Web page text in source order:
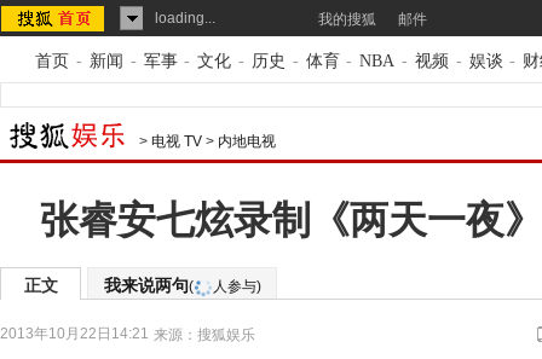
loading... 我的搜狐 邮件
首页 - 新闻 - 军事 - 文化 - 历史 - 体育 - NBA - 视频 - 娱谈 -
> 电视 TV > 内地电视
张睿安七炫录制《两天一夜
正文 我来说两句( 人参与)
2013年10月22日14:21 来源： 搜狐娱乐